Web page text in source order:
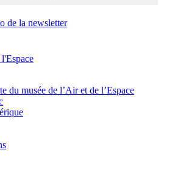
de la newsletter
du musée de l’Air et de l’Espace